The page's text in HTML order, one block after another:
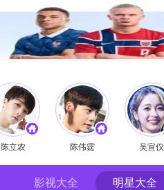
陈立农
陈伟霆 吴宣仪
影视大全 明星大全